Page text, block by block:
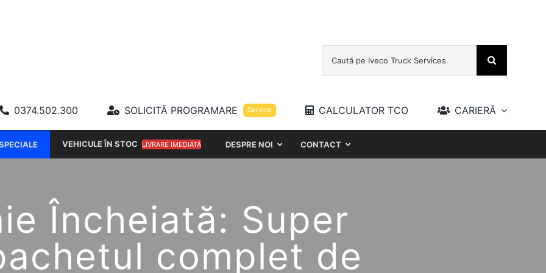
Search
for:
0374.502.300 SOLICITĂ PROGRAMARE Service CALCULATOR TCO CARIERĂ
VEHICULE ÎN STOC LIVRARE IMEDIATĂ DESPRE NOI CONTACT
Încheiată: Super
complet de